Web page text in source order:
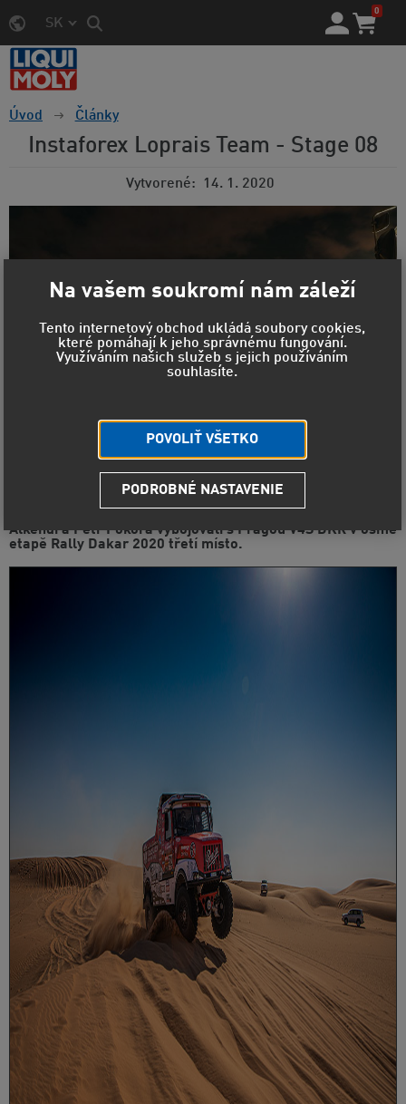
SK
0
Úvod Články
Instaforex Loprais Team - Stage 08
Vytvorené 14. 1. 2020
Alkendi a Petr Pokora vybojovali s Pragou V4S DKR v osmé
etapě Rally Dakar 2020 třetí místo.
Na vašem soukromí nám záleží
Tento internetový obchod ukládá soubory cookies,
které pomáhají k jeho správnému fungování.
Využíváním našich služeb s jejich používáním
souhlasíte.
POVOLIŤ VŠETKO
PODROBNÉ NASTAVENIE